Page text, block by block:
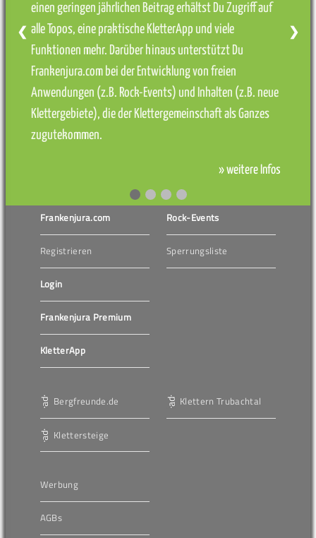
einen geringen jährlichen Beitrag erhältst Du Zugriff auf
alle Topos, eine praktische KletterApp und viele
Funktionen mehr. Darüber hinaus unterstützt Du
Frankenjura.com bei der Entwicklung von freien
Anwendungen (z.B. Rock-Events) und Inhalten (z.B. neue
Klettergebiete), die der Klettergemeinschaft als Ganzes
zugutekommen.
» weitere Infos
❮ ❯
Frankenjura.com
Registrieren
Login
Frankenjura Premium
KletterApp
Rock-Events
Sperrungsliste
Bergfreunde.de
Klettersteige
Klettern Trubachtal
Werbung
AGBs